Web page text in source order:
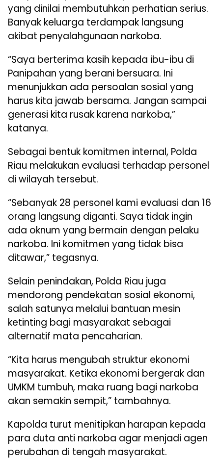
yang dinilai membutuhkan perhatian serius.
Banyak keluarga terdampak langsung
akibat penyalahgunaan narkoba.
“Saya berterima kasih kepada ibu-ibu di
Panipahan yang berani bersuara. Ini
menunjukkan ada persoalan sosial yang
harus kita jawab bersama. Jangan sampai
generasi kita rusak karena narkoba,”
katanya.
Sebagai bentuk komitmen internal, Polda
Riau melakukan evaluasi terhadap personel
di wilayah tersebut.
“Sebanyak 28 personel kami evaluasi dan 16
orang langsung diganti. Saya tidak ingin
ada oknum yang bermain dengan pelaku
narkoba. Ini komitmen yang tidak bisa
ditawar,” tegasnya.
Selain penindakan, Polda Riau juga
mendorong pendekatan sosial ekonomi,
salah satunya melalui bantuan mesin
ketinting bagi masyarakat sebagai
alternatif mata pencaharian.
“Kita harus mengubah struktur ekonomi
masyarakat. Ketika ekonomi bergerak dan
UMKM tumbuh, maka ruang bagi narkoba
akan semakin sempit,” tambahnya.
Kapolda turut menitipkan harapan kepada
para duta anti narkoba agar menjadi agen
perubahan di tengah masyarakat.